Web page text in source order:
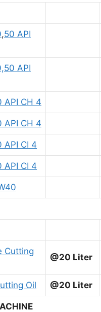
,50 API
API
API CH 4
API CH 4
API CI 4
API CI 4
Cutting
@20 Liter
Oil @20 Liter